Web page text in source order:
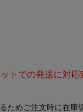
トでの発送に対
ためご注文時に在